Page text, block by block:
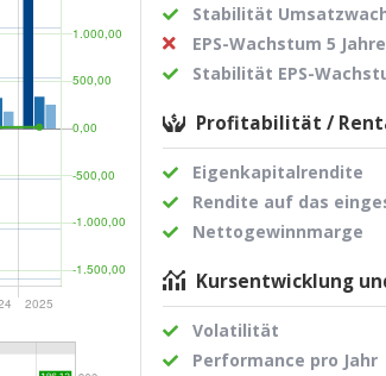
Stabilität
EPS-Wachstum 5 Jahre
Stabilität EPS-
Profitabilität /
Eigenkapitalrendite
Rendite auf das
Nettogewinnmarge
Kursentwicklung
Volatilität
Performance pro Jahr